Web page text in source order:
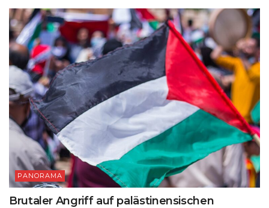
PANORAMA
Brutaler Angriff auf palästinensischen